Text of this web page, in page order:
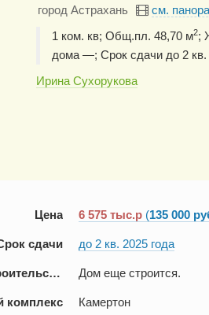
город Астрахань
см.
1 ком. кв; Общ.пл. 48,70 м2;
дома —; Срок сдачи до 2 кв.
Ирина Сухорукова
Цена 6 575 тыс.р (135 000
сдачи до 2 кв. 2025 года
Стадия строительства Дом еще строится.
комплекс Камертон